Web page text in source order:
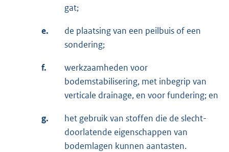
gat;
e.
de plaatsing van een peilbuis of een
sondering;
f.
werkzaamheden voor
bodemstabilisering, met inbegrip van
verticale drainage, en voor fundering; en
g.
het gebruik van stoffen die de slecht-
doorlatende eigenschappen van
bodemlagen kunnen aantasten.